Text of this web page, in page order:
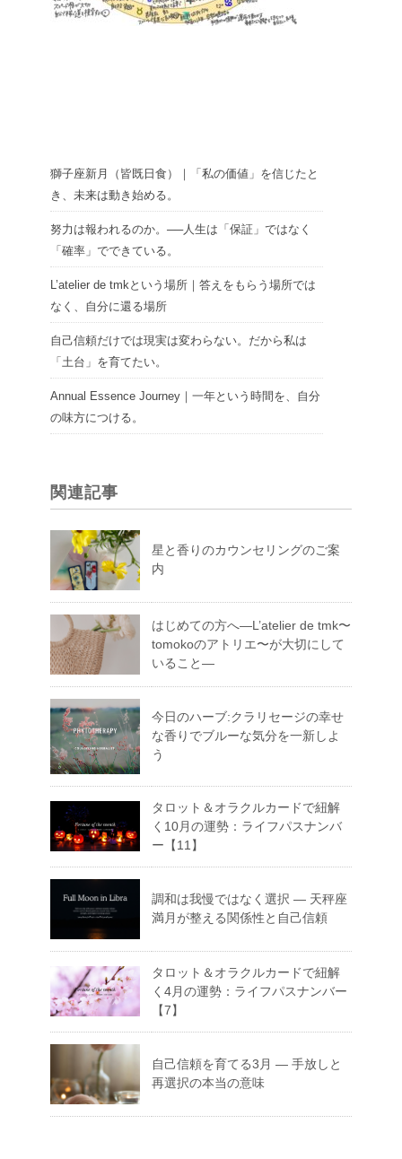
獅子座新月（皆既日食）｜「私の価値」を信じたと
き、未来は動き始める。
努力は報われるのか。──人生は「保証」ではなく
「確率」でできている。
L’atelier de tmkという場所｜答えをもらう場所では
なく、自分に還る場所
自己信頼だけでは現実は変わらない。だから私は
「土台」を育てたい。
Annual Essence Journey｜一年という時間を、自分
の味方につける。
関連記事
星と香りのカウンセリングのご案
内
はじめての方へ―L’atelier de tmk〜
tomokoのアトリエ〜が大切にして
いること―
今日のハーブ:クラリセージの幸せ
な香りでブルーな気分を一新しよ
う
タロット＆オラクルカードで紐解
く10月の運勢：ライフパスナンバ
ー【11】
調和は我慢ではなく選択 ― 天秤座
満月が整える関係性と自己信頼
タロット＆オラクルカードで紐解
く4月の運勢：ライフパスナンバー
【7】
自己信頼を育てる3月 ― 手放しと
再選択の本当の意味